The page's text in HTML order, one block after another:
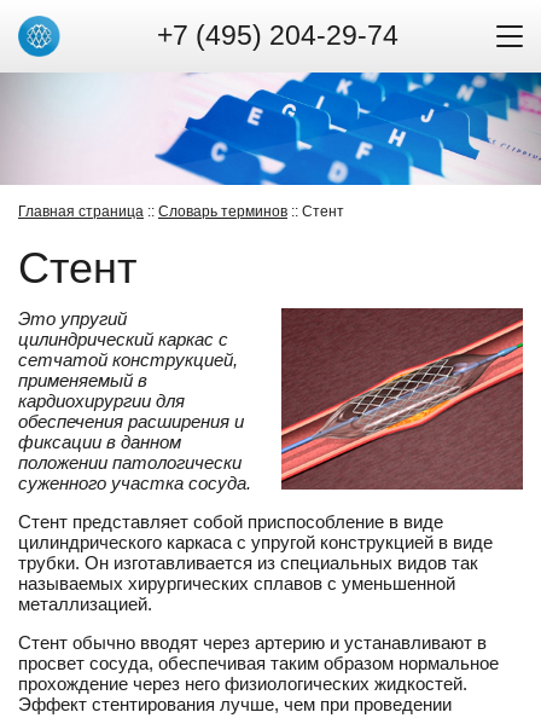
+7 (495) 204-29-74
Главная страница :: Словарь терминов :: Стент
Стент
Это упругий
цилиндрический каркас с
сетчатой конструкцией,
применяемый в
кардиохирургии для
обеспечения расширения и
фиксации в данном
положении патологически
суженного участка сосуда.
Стент представляет собой приспособление в виде
цилиндрического каркаса с упругой конструкцией в виде
трубки. Он изготавливается из специальных видов так
называемых хирургических сплавов с уменьшенной
металлизацией.
Стент обычно вводят через артерию и устанавливают в
просвет сосуда, обеспечивая таким образом нормальное
прохождение через него физиологических жидкостей.
Эффект стентирования лучше, чем при проведении